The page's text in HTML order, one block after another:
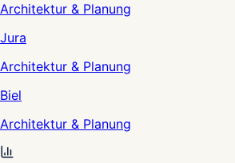
Architektur & Planung
Jura
Architektur & Planung
Biel
Architektur & Planung